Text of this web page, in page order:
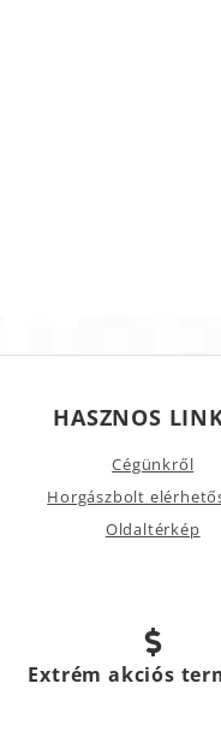
HASZNOS
Cégünkről
Horgászbolt
Oldaltérkép
Extrém akciós